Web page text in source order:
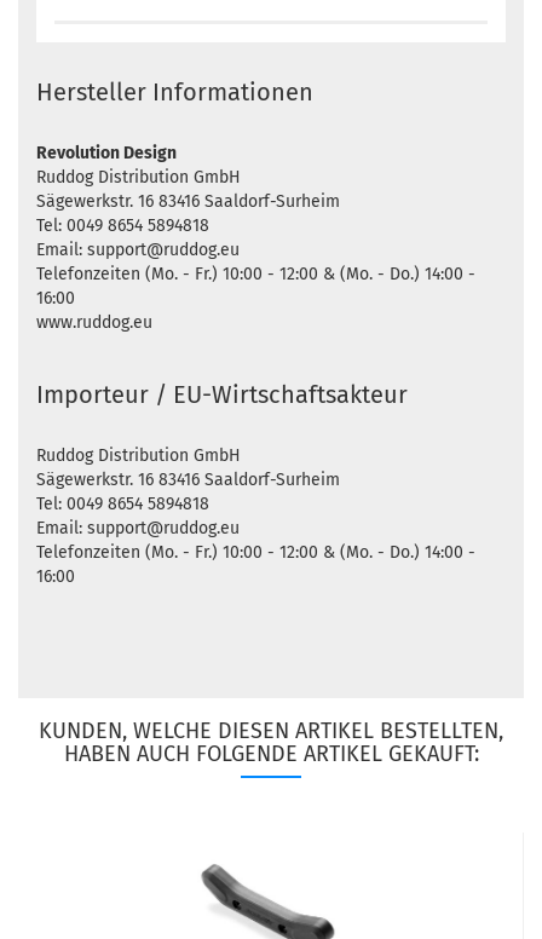
Hersteller Informationen
Revolution Design
Ruddog Distribution GmbH
Sägewerkstr. 16 83416 Saaldorf-Surheim
Tel: 0049 8654 5894818
Email: support@ruddog.eu
Telefonzeiten (Mo. - Fr.) 10:00 - 12:00 & (Mo. - Do.) 14:00 -
16:00
www.ruddog.eu
Importeur / EU-Wirtschaftsakteur
Ruddog Distribution GmbH
Sägewerkstr. 16 83416 Saaldorf-Surheim
Tel: 0049 8654 5894818
Email: support@ruddog.eu
Telefonzeiten (Mo. - Fr.) 10:00 - 12:00 & (Mo. - Do.) 14:00 -
16:00
KUNDEN, WELCHE DIESEN ARTIKEL BESTELLTEN,
HABEN AUCH FOLGENDE ARTIKEL GEKAUFT: